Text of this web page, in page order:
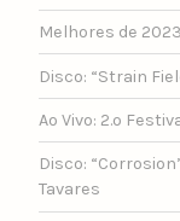
Melhores de 2023
Disco: “Strain
Ao Vivo: 2.º
Disco:
Tavares